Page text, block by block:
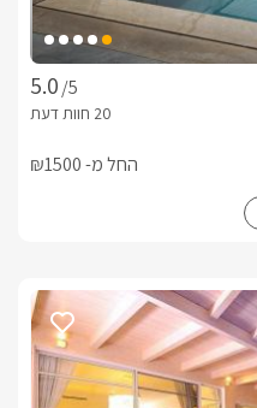
/5
החל מ- ₪1500